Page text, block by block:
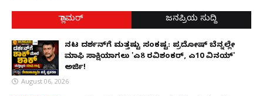
ಗ್ಲಾಮರ್ ಜನಪ್ರಿಯ ಸುದ್ದಿ
ನಟ ದರ್ಶನ್‌ಗೆ ಮತ್ತಷ್ಟು ಸಂಕಷ್ಟ: ಪ್ರದೋಷ್ ಬೆನ್ನಲ್ಲೇ
ಮಾಫಿ ಸಾಕ್ಷಿಯಾಗಲು 'ಎ8 ರವಿಶಂಕರ್, ಎ10 ವಿನಯ್'
ಅರ್ಜಿ!
August 06, 2026